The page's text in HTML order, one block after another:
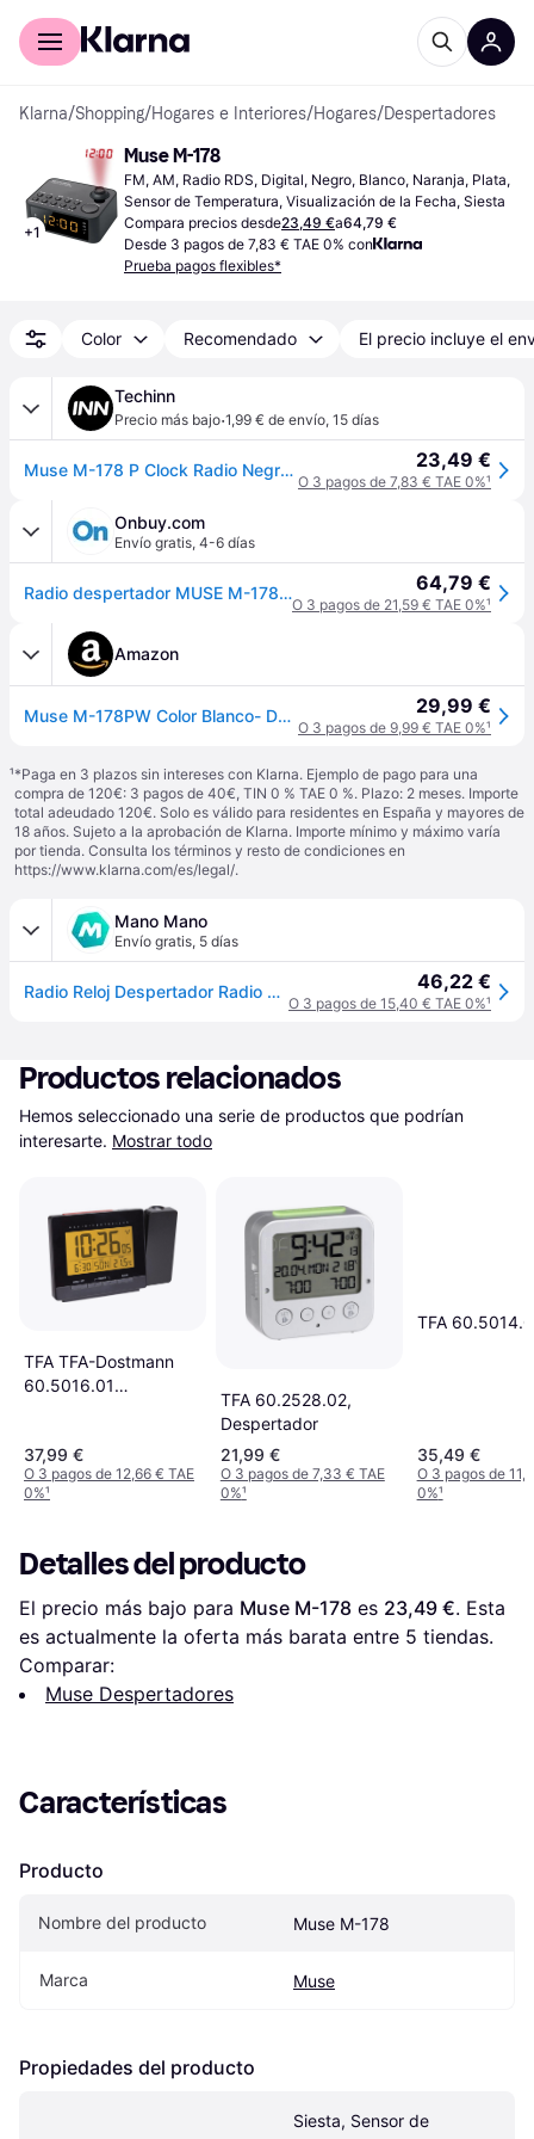
Comprar con Klarna
Klarna/Shopping/Hogares e Interiores/Hogares/Despertadores
+1
Muse M-178
FM, AM, Radio RDS, Digital, Negro, Blanco, Naranja, Plata,
Sensor de Temperatura, Visualización de la Fecha, Siesta
Compara precios desde23,49 €a64,79 €
Desde 3 pagos de 7,83 € TAE 0% con
Prueba pagos flexibles*
Color Recomendado El precio incluye el
Techinn
Precio más bajo·1,99 € de envío, 15 días
Muse M-178 P Clock Radio Negro One Size / EU Plug 220V 23,49 €
O 3 pagos de 7,83 € TAE 0%¹
Onbuy.com
Envío gratis, 4-6 días
Radio despertador MUSE M-178 P Blanco - Alarma dual - Proyección de la hora - Compatible con MP3/MP4 64,79 €
O 3 pagos de 21,59 € TAE 0%¹
Amazon
Muse M-178PW Color Blanco- Despertador 29,99 €
O 3 pagos de 9,99 € TAE 0%¹
¹*Paga en 3 plazos sin intereses con Klarna. Ejemplo de pago para una
compra de 120€: 3 pagos de 40€, TIN 0 % TAE 0 %. Plazo: 2 meses. Importe
total adeudado 120€. Solo es válido para residentes en España y mayores de
18 años. Sujeto a la aprobación de Klarna. Importe mínimo y máximo varía
por tienda. Consulta los términos y resto de condiciones en
https://www.klarna.com/es/legal/.
Mano Mano
Envío gratis, 5 días
Radio Reloj Despertador Radio Reloj Con Proyección Muse M178pw Pl 46,22 €
O 3 pagos de 15,40 € TAE 0%¹
Productos relacionados
Hemos seleccionado una serie de productos que podrían
interesarte. Mostrar todo
TFA TFA-Dostmann
60.5016.01
Negro
37,99 €
O 3 pagos de 12,66 € TAE
0%¹
TFA 60.2528.02,
Despertador
21,99 €
O 3 pagos de 7,33 € TAE
0%¹
TFA
35,49 €
O 3 pagos de
0%¹
Detalles del producto
El precio más bajo para Muse M-178 es 23,49 €. Esta
es actualmente la oferta más barata entre 5 tiendas.
Comparar:
Muse Despertadores
Características
Producto
Nombre del producto Muse M-178
Marca Muse
Propiedades del producto
Siesta, Sensor de